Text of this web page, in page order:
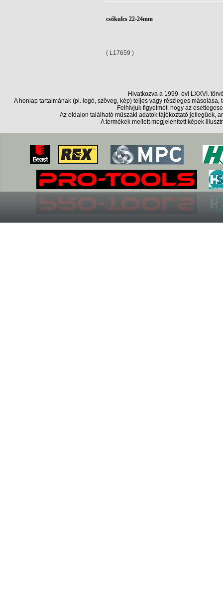
csőkulcs 22-24mm
( L17659 )
Hivatkozva a 1999. évi LXXVI.
A honlap tartalmának (pl. logó, szöveg, kép) teljes vagy részleges
Felhívjuk figyelmét, hogy az
Az oldalon található műszaki adatok tájékoztató jellegűek,
A termékek mellett megjelenített képek